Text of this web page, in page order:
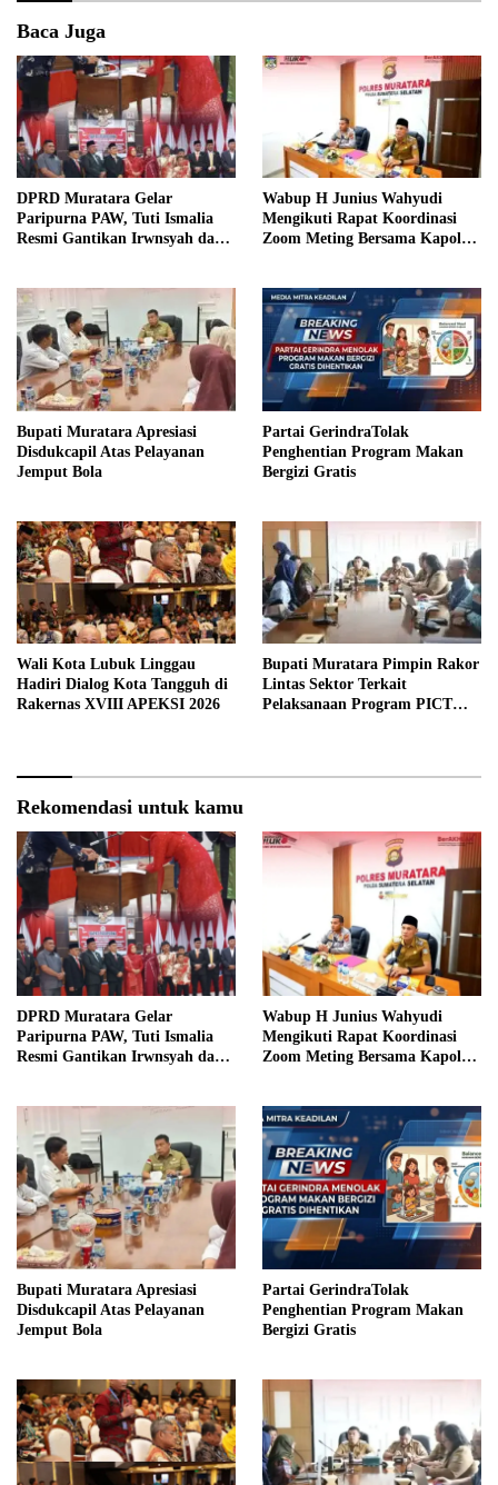
Baca Juga
DPRD Muratara Gelar
Paripurna PAW, Tuti Ismalia
Resmi Gantikan Irwnsyah dari
Wabup H Junius Wahyudi
Mengikuti Rapat Koordinasi
Zoom Meting Bersama Kapolres
Bupati Muratara Apresiasi
Disdukcapil Atas Pelayanan
Jemput Bola
Partai GerindraTolak
Penghentian Program Makan
Bergizi Gratis
Wali Kota Lubuk Linggau
Hadiri Dialog Kota Tangguh di
Rakernas XVIII APEKSI 2026
Bupati Muratara Pimpin Rakor
Lintas Sektor Terkait
Pelaksanaan Program PICT
Rekomendasi untuk kamu
DPRD Muratara Gelar
Paripurna PAW, Tuti Ismalia
Resmi Gantikan Irwnsyah dari
Wabup H Junius Wahyudi
Mengikuti Rapat Koordinasi
Zoom Meting Bersama Kapolres
Bupati Muratara Apresiasi
Disdukcapil Atas Pelayanan
Jemput Bola
Partai GerindraTolak
Penghentian Program Makan
Bergizi Gratis